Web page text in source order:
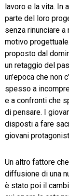
lavoro e la vita. In
parte del loro
senza rinunciare a
motivo
proposto dal
un retaggio del
un’epoca che non
spesso a
e a confronti che
di pensare. I
disposti a fare
giovani
Un altro fattore
diffusione di una
è stato poi il